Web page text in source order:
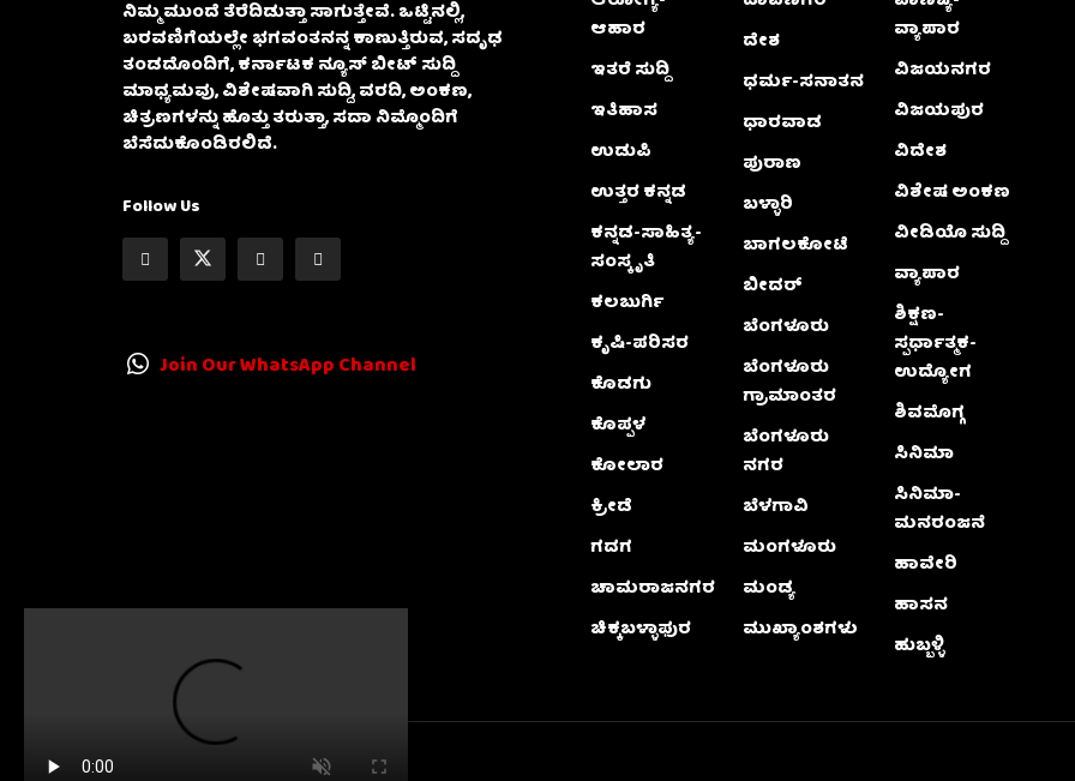
ನಿಮ್ಮ ಮುಂದೆ ತೆರೆದಿಡುತ್ತಾ ಸಾಗುತ್ತೇವೆ. ಒಟ್ಟಿನಲ್ಲಿ,
ಬರವಣಿಗೆಯಲ್ಲೇ ಭಗವಂತನನ್ನ ಕಾಣುತ್ತಿರುವ, ಸದೃಢ
ತಂಡದೊಂದಿಗೆ, ಕರ್ನಾಟಕ ನ್ಯೂಸ್ ಬೀಟ್ ಸುದ್ದಿ
ಮಾಧ್ಯಮವು, ವಿಶೇಷವಾಗಿ ಸುದ್ದಿ, ವರದಿ, ಅಂಕಣ,
ಚಿತ್ರಣಗಳನ್ನು ಹೊತ್ತು ತರುತ್ತಾ, ಸದಾ ನಿಮ್ಮೊಂದಿಗೆ
ಬೆಸೆದುಕೊಂಡಿರಲಿದೆ.
Follow Us
Join Our WhatsApp Channel
ಆಹಾರ
ಇತರೆ ಸುದ್ದಿ
ಇತಿಹಾಸ
ಉಡುಪಿ
ಉತ್ತರ ಕನ್ನಡ
ಕನ್ನಡ-ಸಾಹಿತ್ಯ-
ಸಂಸ್ಕೃತಿ
ಕಲಬುರ್ಗಿ
ಕೃಷಿ-ಪರಿಸರ
ಕೊಡಗು
ಕೊಪ್ಪಳ
ಕೋಲಾರ
ಕ್ರೀಡೆ
ಗದಗ
ಚಾಮರಾಜನಗರ
ಚಿಕ್ಕಬಳ್ಳಾಫುರ
ದೇಶ
ಧರ್ಮ-ಸನಾತನ
ಧಾರವಾಡ
ಪುರಾಣ
ಬಳ್ಳಾರಿ
ಬಾಗಲಕೋಟೆ
ಬೀದರ್
ಬೆಂಗಳೂರು
ಬೆಂಗಳೂರು
ಗ್ರಾಮಾಂತರ
ಬೆಂಗಳೂರು
ನಗರ
ಬೆಳಗಾವಿ
ಮಂಗಳೂರು
ಮಂಡ್ಯ
ಮುಖ್ಯಾಂಶಗಳು
ವ್ಯಾಪಾರ
ವಿಜಯನಗರ
ವಿಜಯಪುರ
ವಿದೇಶ
ವಿಶೇಷ ಅಂಕಣ
ವೀಡಿಯೊ ಸುದ್ದಿ
ವ್ಯಾಪಾರ
ಶಿಕ್ಷಣ-
ಸ್ಪರ್ಧಾತ್ಮಕ-
ಉದ್ಯೋಗ
ಶಿವಮೊಗ್ಗ
ಸಿನಿಮಾ
ಸಿನಿಮಾ-
ಮನರಂಜನೆ
ಹಾವೇರಿ
ಹಾಸನ
ಹುಬ್ಬಳ್ಳಿ
Karnatakanewsbeat